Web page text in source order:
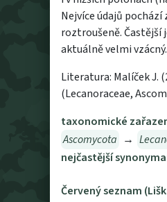
Nejvíce údajů pochází
roztroušeně. Častější
aktuálně velmi vzácný.
Literatura: Malíček J.
(Lecanoraceae,
taxonomické
Ascomycota →
nejčastější
Červený seznam